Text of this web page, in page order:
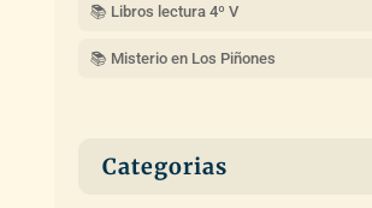
📚 Libros lectura 4º V
📚 Misterio en Los Piñones
Categorias